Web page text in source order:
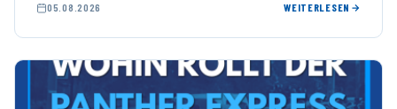
05.08.2026 WEITERLESEN